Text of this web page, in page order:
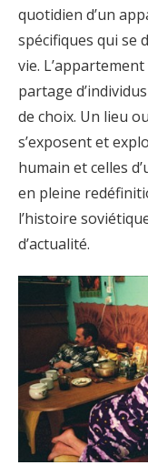
quotidien d’un
spécifiques qui se
vie.
partage
de choix. Un lieu
s’exposent et
humain et celles
en pleine
l’histoire
d’actualité.